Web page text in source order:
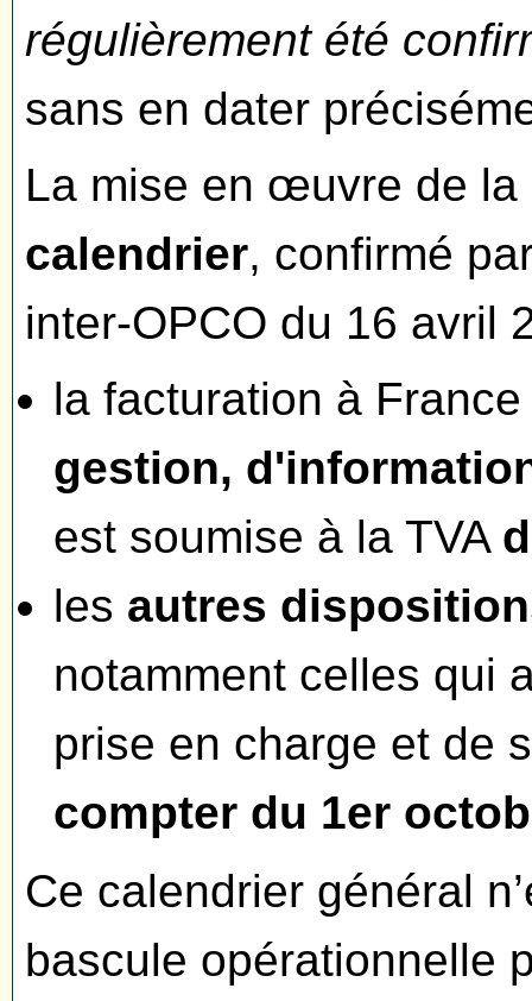
régulièrement été
sans en dater
La mise en œuvre de
calendrier, confirmé
inter-OPCO du 16 avril
la facturation à
gestion,
est soumise à la TVA
les autres
notamment celles qui
prise en charge et de
compter du 1er
Ce calendrier général
bascule opérationnelle